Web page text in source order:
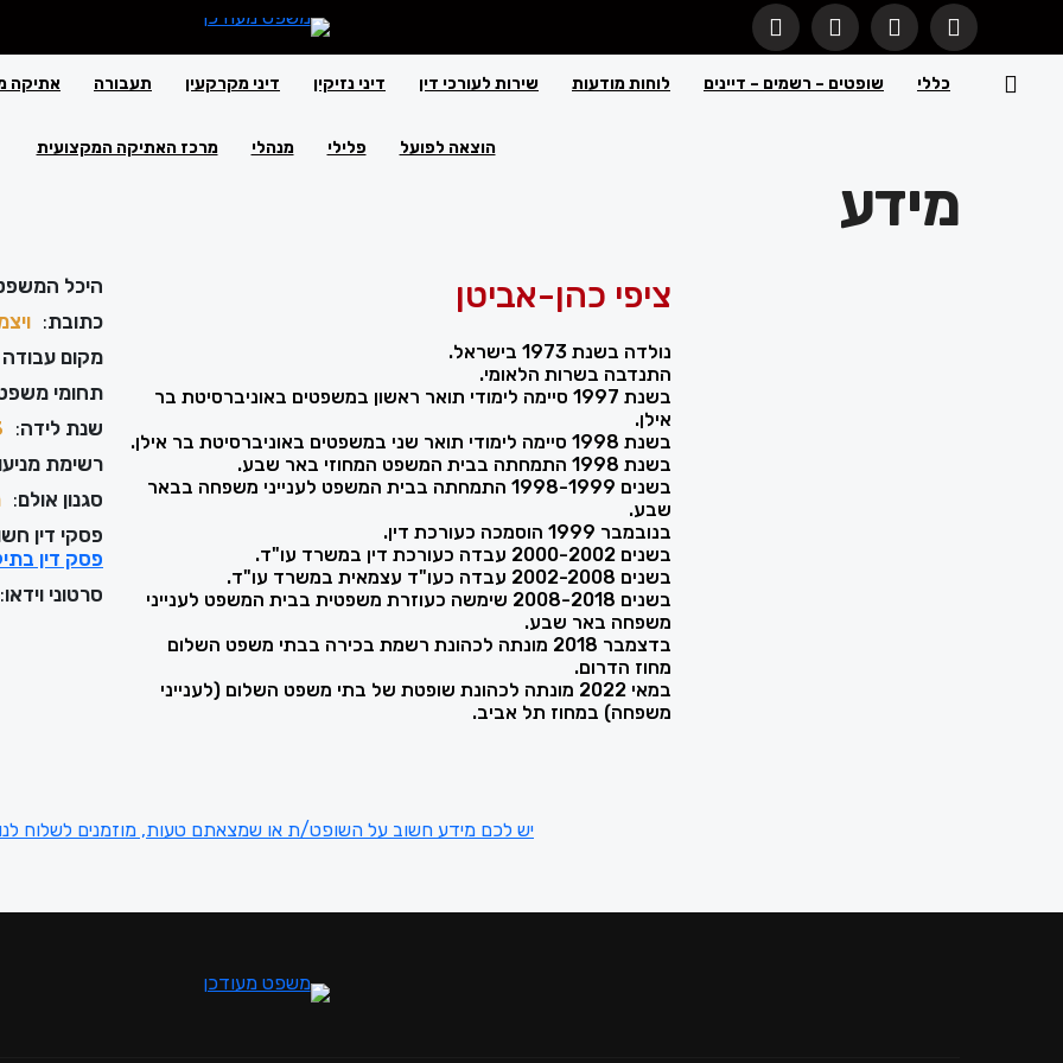
כללי שופטים – רשמים – דיינים לוחות מודעות שירות לעורכי דין דיני נזיקין דיני מקרקעין תעבורה אתיקה
הוצאה לפועל פלילי מנהלי מרכז האתיקה המקצועית
מידע
ציפי כהן-אביטן
נולדה בשנת 1973 בישראל.
התנדבה בשרות הלאומי.
בשנת 1997 סיימה לימודי תואר ראשון במשפטים באוניברסיטת בר
אילן.
בשנת 1998 סיימה לימודי תואר שני במשפטים באוניברסיטת בר אילן.
בשנת 1998 התמחתה בבית המשפט המחוזי באר שבע.
בשנים 1998-1999 התמחתה בבית המשפט לענייני משפחה בבאר
שבע.
בנובמבר 1999 הוסמכה כעורכת דין.
בשנים 2000-2002 עבדה כעורכת דין במשרד עו"ד.
בשנים 2002-2008 עבדה כעו"ד עצמאית במשרד עו"ד.
בשנים 2008-2018 שימשה כעוזרת משפטית בבית המשפט לענייני
משפחה באר שבע.
בדצמבר 2018 מונתה לכהונת רשמת בכירה בבתי משפט השלום
מחוז הדרום.
במאי 2022 מונתה לכהונת שופטת של בתי משפט השלום (לענייני
משפחה) במחוז תל אביב.
היכל
כתובת: ויצמן‬ 1, תל
מקום
תחומי
שנת לידה:
רשימת
סגנון אולם:
פסקי דין
פסק דין
סרטוני וידאו:
יש לכם מידע חשוב על השופט/ת או שמצאתם טעות, מוזמנים לשלוח לנו